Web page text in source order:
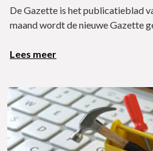
De Gazette is het publicatieblad
maand wordt de nieuwe Gazette
Lees meer